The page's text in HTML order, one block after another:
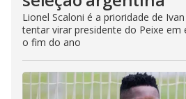
Lionel Scaloni é a prioridade de
tentar virar presidente do Peixe em
o fim do ano